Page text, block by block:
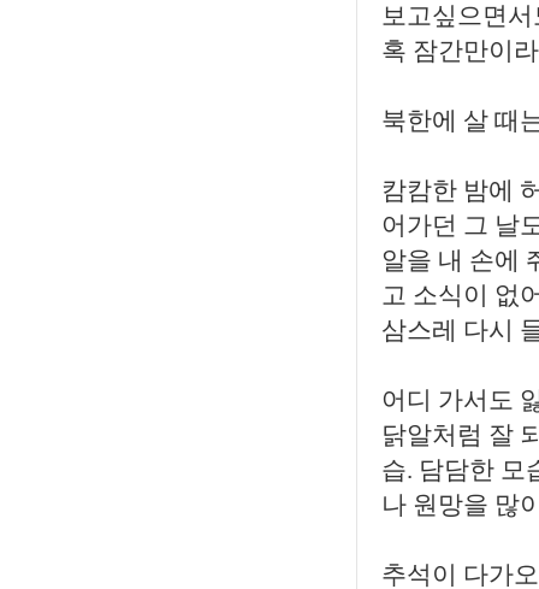
보고싶으면
혹 잠간만이
북한에 살 때
캄캄한 밤에
어가던 그 날
알을 내 손에
고 소식이 없
삼스레 다시
어디 가서도
닭알처럼 잘
습. 담담한 모
나 원망을 많
추석이 다가